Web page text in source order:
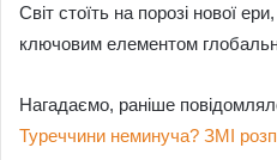
Світ стоїть на порозі нової
ключовим елементом
Нагадаємо, раніше
Туреччини неминуча? ЗМІ